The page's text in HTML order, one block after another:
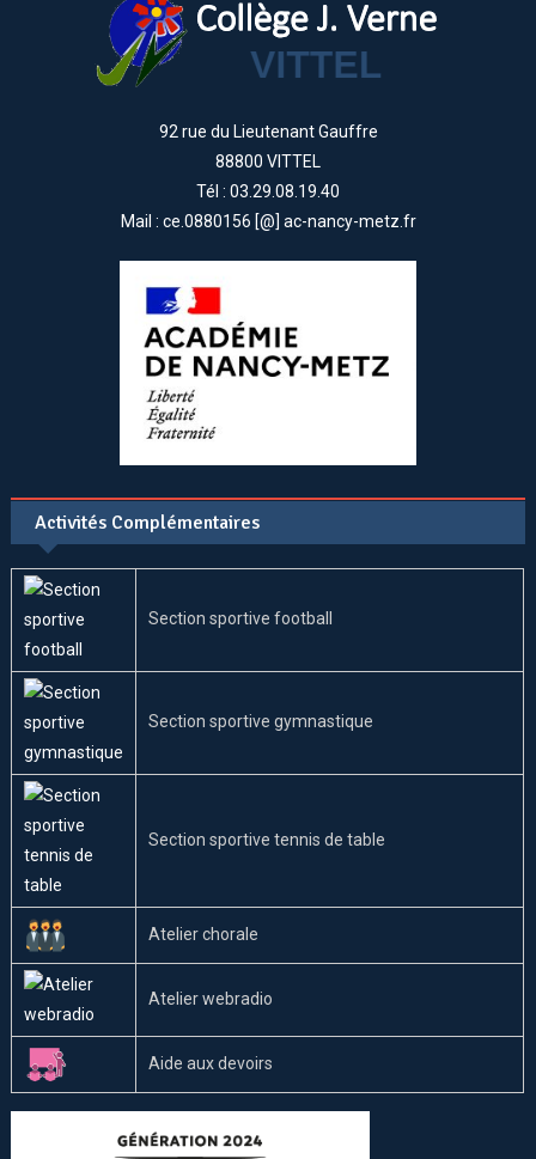
92 rue du Lieutenant Gauffre
88800 VITTEL
Tél : 03.29.08.19.40
Mail : ce.0880156 [@] ac-nancy-metz.fr
Activités Complémentaires
Section sportive football
Section sportive gymnastique
Section sportive tennis de table
Atelier chorale
Atelier webradio
Aide aux devoirs